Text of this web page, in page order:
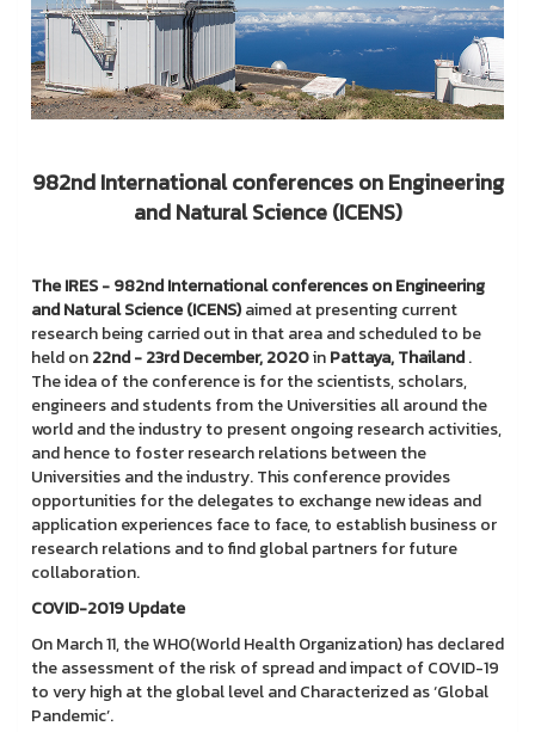
982ndInternational conferences on Engineering
and Natural Science (ICENS)
The IRES - 982ndInternational conferences on Engineering
and Natural Science (ICENS)aimed at presenting current
research being carried out in that area and scheduled to be
held on22nd - 23rd December, 2020inPattaya, Thailand.
The idea of the conference is for the scientists, scholars,
engineers and students from the Universities all around the
world and the industry to present ongoing research activities,
and hence to foster research relations between the
Universities and the industry. This conference provides
opportunities for the delegates to exchange new ideas and
application experiences face to face, to establish business or
research relations and to find global partners for future
collaboration.
COVID-2019 Update
On March 11, the WHO(World Health Organization) has declared
the assessment of the risk of spread and impact of COVID-19
to very high at the global level and Characterized as ‘Global
Pandemic’.